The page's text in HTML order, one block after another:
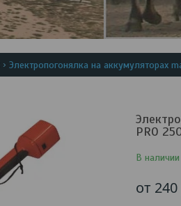
Электропогонялка на аккумуляторах
PRO
В наличии
от 240